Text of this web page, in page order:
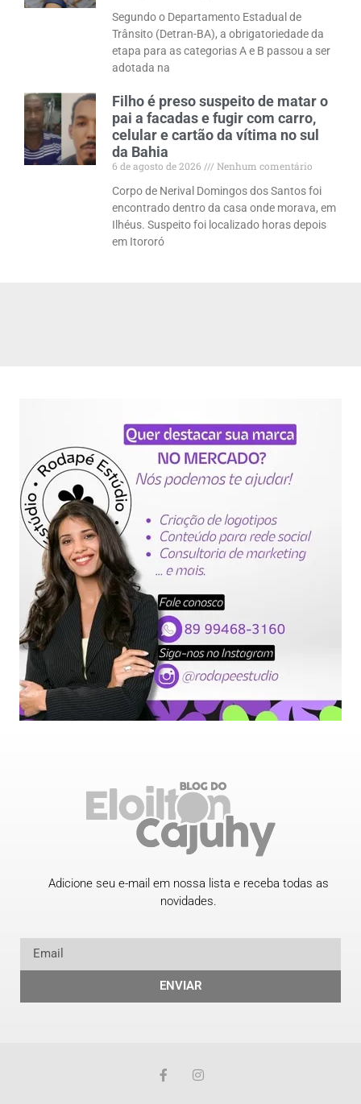
Segundo o Departamento Estadual de
Trânsito (Detran-BA), a obrigatoriedade da
etapa para as categorias A e B passou a ser
adotada na
Filho é preso suspeito de matar o
pai a facadas e fugir com carro,
celular e cartão da vítima no sul
da Bahia
6 de agosto de 2026
Nenhum comentário
Corpo de Nerival Domingos dos Santos foi
encontrado dentro da casa onde morava, em
Ilhéus. Suspeito foi localizado horas depois
em Itororó
Adicione seu e-mail em nossa lista e receba todas as
novidades.
ENVIAR